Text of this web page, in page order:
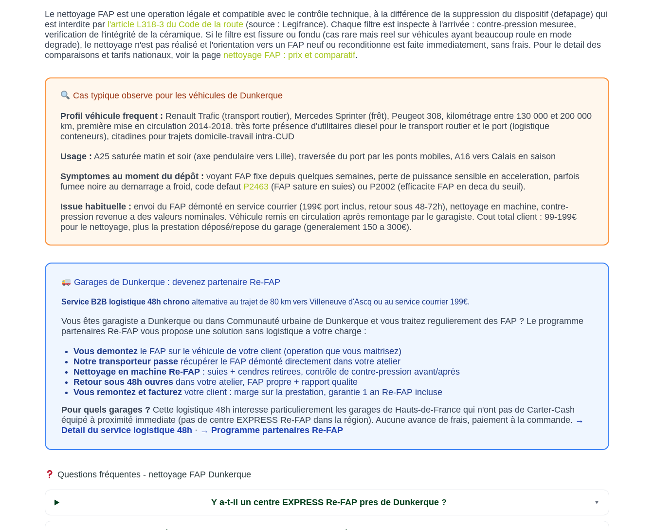
Le nettoyage FAP est une operation légale et compatible avec le contrôle technique, à la différence de la suppression du dispositif (defapage) qui
est interdite par l'article L318-3 du Code de la route (source : Legifrance). Chaque filtre est inspecte à l'arrivée : contre-pression mesuree,
verification de l'intégrité de la céramique. Si le filtre est fissure ou fondu (cas rare mais reel sur véhicules ayant beaucoup roule en mode
degrade), le nettoyage n'est pas réalisé et l'orientation vers un FAP neuf ou reconditionne est faite immediatement, sans frais. Pour le detail des
comparaisons et tarifs nationaux, voir la page nettoyage FAP : prix et comparatif.
Cas typique observe pour les véhicules de Dunkerque
Profil véhicule frequent : Renault Trafic (transport routier), Mercedes Sprinter (frêt), Peugeot 308, kilométrage entre 130 000 et 200 000
km, première mise en circulation 2014-2018. très forte présence d'utilitaires diesel pour le transport routier et le port (logistique
conteneurs), citadines pour trajets domicile-travail intra-CUD
Usage : A25 saturée matin et soir (axe pendulaire vers Lille), traversée du port par les ponts mobiles, A16 vers Calais en saison
Symptomes au moment du dépôt : voyant FAP fixe depuis quelques semaines, perte de puissance sensible en acceleration, parfois
fumee noire au demarrage a froid, code defaut P2463 (FAP sature en suies) ou P2002 (efficacite FAP en deca du seuil).
Issue habituelle : envoi du FAP démonté en service courrier (199€ port inclus, retour sous 48-72h), nettoyage en machine, contre-
pression revenue a des valeurs nominales. Véhicule remis en circulation après remontage par le garagiste. Cout total client : 99-199€
pour le nettoyage, plus la prestation déposé/repose du garage (generalement 150 a 300€).
Garages de Dunkerque : devenez partenaire Re-FAP
Service B2B logistique 48h chrono alternative au trajet de 80 km vers Villeneuve d'Ascq ou au service courrier 199€.
Vous êtes garagiste a Dunkerque ou dans Communauté urbaine de Dunkerque et vous traitez regulierement des FAP ? Le programme
partenaires Re-FAP vous propose une solution sans logistique a votre charge :
Vous demontez le FAP sur le véhicule de votre client (operation que vous maitrisez)
Notre transporteur passe récupérer le FAP démonté directement dans votre atelier
Nettoyage en machine Re-FAP : suies + cendres retirees, contrôle de contre-pression avant/après
Retour sous 48h ouvres dans votre atelier, FAP propre + rapport qualite
Vous remontez et facturez votre client : marge sur la prestation, garantie 1 an Re-FAP incluse
Pour quels garages ? Cette logistique 48h interesse particulierement les garages de Hauts-de-France qui n'ont pas de Carter-Cash
équipé à proximité immediate (pas de centre EXPRESS Re-FAP dans la région). Aucune avance de frais, paiement à la commande. →
Detail du service logistique 48h · → Programme partenaires Re-FAP
Questions fréquentes - nettoyage FAP Dunkerque
Y a-t-il un centre EXPRESS Re-FAP pres de Dunkerque ?